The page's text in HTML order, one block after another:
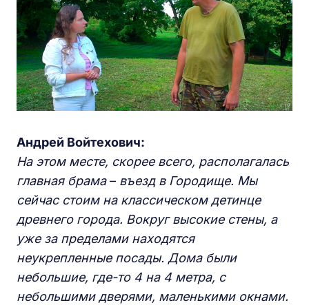
Андрей Войтехович:
На этом месте, скорее всего, располагалась
главная брама– въезд в Городище. Мы
сейчас стоим на классическом детинце
древнего города. Вокруг высокие стены, а
уже за пределами находятся
неукрепленные посады. Дома были
небольшие, где-то 4 на 4 метра, с
небольшими дверями, маленькими окнами.